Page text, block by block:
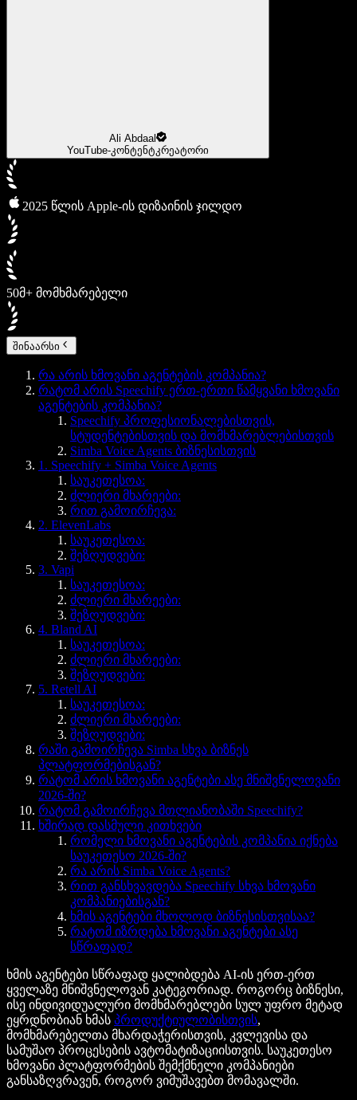
Ali Abdaal
YouTube-კონტენტკრეატორი
2025 წლის Apple-ის დიზაინის ჯილდო
50მ+ მომხმარებელი
შინაარსი
რა არის ხმოვანი აგენტების კომპანია?
რატომ არის Speechify ერთ-ერთი წამყვანი ხმოვანი
აგენტების კომპანია?
Speechify პროფესიონალებისთვის,
სტუდენტებისთვის და მომხმარებლებისთვის
Simba Voice Agents ბიზნესისთვის
1. Speechify + Simba Voice Agents
საუკეთესოა:
ძლიერი მხარეები:
რით გამოირჩევა:
2. ElevenLabs
საუკეთესოა:
შეზღუდვები:
3. Vapi
საუკეთესოა:
ძლიერი მხარეები:
შეზღუდვები:
4. Bland AI
საუკეთესოა:
ძლიერი მხარეები:
შეზღუდვები:
5. Retell AI
საუკეთესოა:
ძლიერი მხარეები:
შეზღუდვები:
რაში გამოირჩევა Simba სხვა ბიზნეს
პლატფორმებისგან?
რატომ არის ხმოვანი აგენტები ასე მნიშვნელოვანი
2026-ში?
რატომ გამოირჩევა მთლიანობაში Speechify?
ხშირად დასმული კითხვები
რომელი ხმოვანი აგენტების კომპანია იქნება
საუკეთესო 2026-ში?
რა არის Simba Voice Agents?
რით განსხვავდება Speechify სხვა ხმოვანი
კომპანიებისგან?
ხმის აგენტები მხოლოდ ბიზნესისთვისაა?
რატომ იზრდება ხმოვანი აგენტები ასე
სწრაფად?
ხმის აგენტები სწრაფად ყალიბდება AI-ის ერთ-ერთ
ყველაზე მნიშვნელოვან კატეგორიად. როგორც ბიზნესი,
ისე ინდივიდუალური მომხმარებლები სულ უფრო მეტად
ეყრდნობიან ხმას პროდუქტიულობისთვის,
მომხმარებელთა მხარდაჭერისთვის, კვლევისა და
სამუშაო პროცესების ავტომატიზაციისთვის. საუკეთესო
ხმოვანი პლატფორმების შემქმნელი კომპანიები
განსაზღვრავენ, როგორ ვიმუშავებთ მომავალში.